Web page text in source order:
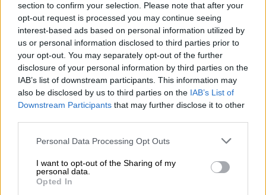
section to confirm your selection. Please note that after your
opt-out request is processed you may continue seeing
interest-based ads based on personal information utilized by
us or personal information disclosed to third parties prior to
your opt-out. You may separately opt-out of the further
disclosure of your personal information by third parties on the
IAB’s list of downstream participants. This information may
also be disclosed by us to third parties on the IAB’s List of
Downstream Participants that may further disclose it to other
Please note that this website/app uses one or more Google
not limited to your visit or usage behaviour. You may click to
grant or deny consent to Google and its third-party tags to
use your data for below specified purposes in below Google
Personal Data Processing Opt Outs
I want to opt-out of the Sharing of my
personal data.
Opted In
video
5.000 ευρώ τα πρόστιμα
Σε περίπτωση παράβασης του ωραρίου, η
Δημοτική Αστυνομία θα επιβάλει άμεσα
νέου κανονισμού θα τεθεί σε ισχύ από την 1η
Ιουλίου.